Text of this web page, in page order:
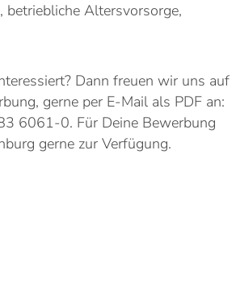
betriebliche Altersvorsorge,
Dann freuen wir uns auf
gerne per E-Mail als PDF an:
6061-0. Für Deine Bewerbung
gerne zur Verfügung.